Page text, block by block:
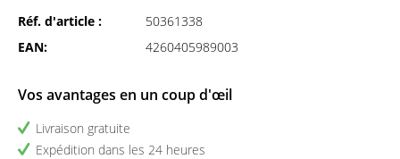
Réf. d'article :
50361338
EAN:
4260405989003
Vos avantages en un coup d'œil
Livraison gratuite
Expédition dans les 24 heures